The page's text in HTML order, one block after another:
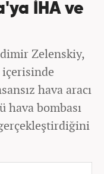
İHA ve
Zelenskiy,
hava aracı
hava bombası